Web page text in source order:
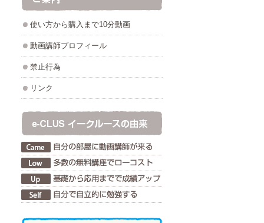
使い方から購入まで10分動画
動画講師プロフィール
禁止行為
リンク